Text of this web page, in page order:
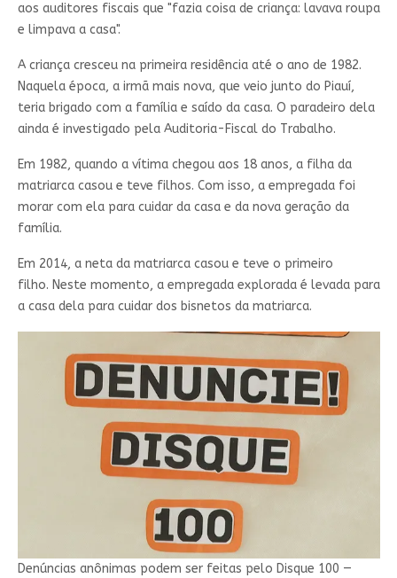
aos auditores fiscais que "fazia coisa de criança: lavava roupa
e limpava a casa".
A criança cresceu na primeira residência até o ano de 1982.
Naquela época, a irmã mais nova, que veio junto do Piauí,
teria brigado com a família e saído da casa. O paradeiro dela
ainda é investigado pela Auditoria-Fiscal do Trabalho.
Em 1982, quando a vítima chegou aos 18 anos, a filha da
matriarca casou e teve filhos. Com isso, a empregada foi
morar com ela para cuidar da casa e da nova geração da
família.
Em 2014, a neta da matriarca casou e teve o primeiro
filho. Neste momento, a empregada explorada é levada para
a casa dela para cuidar dos bisnetos da matriarca.
Denúncias anônimas podem ser feitas pelo Disque 100 —